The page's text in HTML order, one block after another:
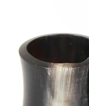
Conch